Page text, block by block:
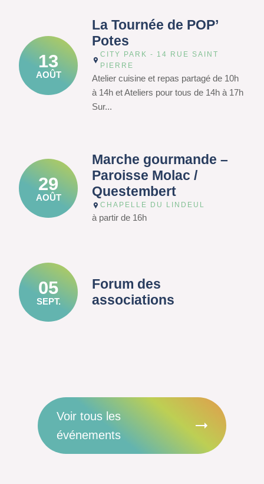
13
AOÛT
La Tournée de POP’
Potes
CITY PARK - 14 RUE SAINT
PIERRE
Atelier cuisine et repas partagé de 10h
à 14h et Ateliers pour tous de 14h à 17h
Sur...
29
AOÛT
Marche gourmande –
Paroisse Molac /
Questembert
CHAPELLE DU LINDEUL
à partir de 16h
05
SEPT.
Forum des
associations
Voir tous les
événements